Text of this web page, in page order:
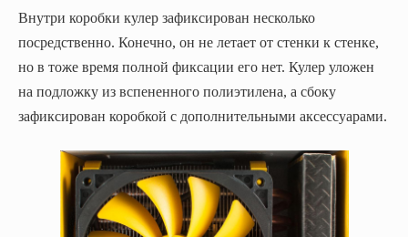
Внутри коробки кулер зафиксирован несколько
посредственно. Конечно, он не летает от стенки к стенке,
но в тоже время полной фиксации его нет. Кулер уложен
на подложку из вспененного полиэтилена, а сбоку
зафиксирован коробкой с дополнительными аксессуарами.